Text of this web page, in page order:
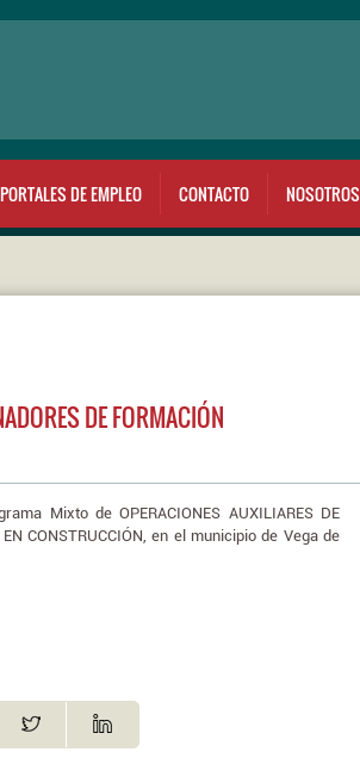
PORTALES DE EMPLEO CONTACTO NOSOTROS
DE FORMACIÓN
Mixto de OPERACIONES AUXILIARES DE
CONSTRUCCIÓN, en el municipio de Vega de